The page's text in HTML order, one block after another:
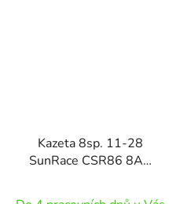
Kazeta 8sp. 11-28
SunRace CSR86 8AS